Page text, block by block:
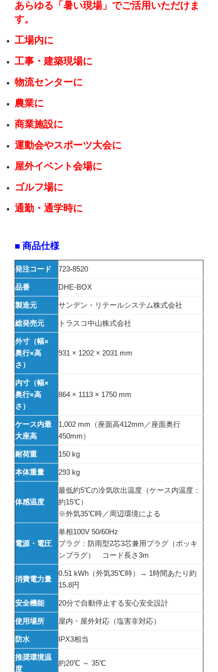
あらゆる「暑い現場」でご活用いただけま
す。
工場内に
工事・建築現場に
物流センターに
農業に
商業施設に
運動会やスポーツ大会に
屋外イベント会場に
ゴルフ場に
通勤・通学時に
■ 商品仕様
発注コード 723-8520
品番 DHE-BOX
製造元 サンデン・リテールシステム株式会社
総発売元 トラスコ中山株式会社
外寸（幅×
奥行×高
さ）
931 × 1202 × 2031 mm
内寸（幅×
奥行×高
さ）
864 × 1113 × 1750 mm
ケース内最
大座高
1,002 mm（座面高412mm／座面奥行
450mm）
耐荷重 150 kg
本体重量 293 kg
体感温度
最低約5℃の冷気吹出温度（ケース内温度：
約15℃）
※外気35℃時／周辺環境による
電源・電圧
単相100V 50/60Hz
プラグ：防雨型2芯3芯兼用プラグ（ポッキ
ンプラグ） コード長さ3m
消費電力量
0.51 kWh（外気35℃時）→ 1時間あたり約
15.8円
安全機能 20分で自動停止する安心安全設計
使用場所 屋内・屋外対応（塩害非対応）
防水 IPX3相当
推奨環境温
度
約20℃ ～ 35℃